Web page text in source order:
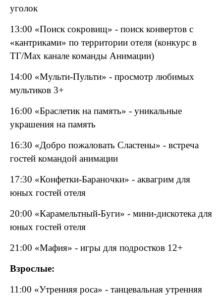
уголок
13:00 «Поиск сокровищ» - поиск конвертов с
«кантриками» по территории отеля (конкурс в
ТГ/Max канале команды Анимации)
14:00 «Мульти-Пульти» - просмотр любимых
мультиков 3+
16:00 «Браслетик на память» - уникальные
украшения на память
16:30 «Добро пожаловать Сластены» - встреча
гостей командой анимации
17:30 «Конфетки-Бараночки» - аквагрим для
юных гостей отеля
20:00 «Карамельтный-Буги» - мини-дискотека для
юных гостей отеля
21:00 «Мафия» - игры для подростков 12+
Взрослые:
11:00 «Утренняя роса» - танцевальная утренняя